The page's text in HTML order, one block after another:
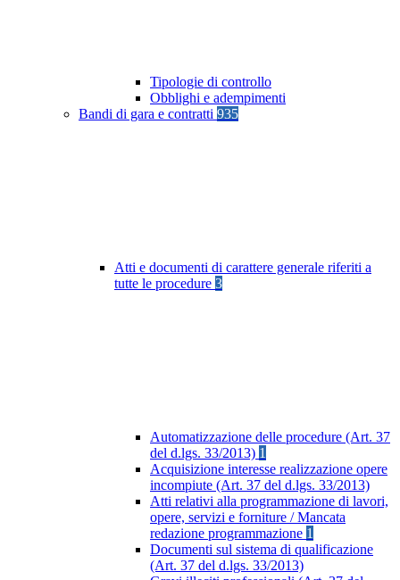
Tipologie di controllo
Obblighi e adempimenti
Bandi di gara e contratti 935
Atti e documenti di carattere generale riferiti a
tutte le procedure 3
Automatizzazione delle procedure (Art. 37
del d.lgs. 33/2013) 1
Acquisizione interesse realizzazione opere
incompiute (Art. 37 del d.lgs. 33/2013)
Atti relativi alla programmazione di lavori,
opere, servizi e forniture / Mancata
redazione programmazione 1
Documenti sul sistema di qualificazione
(Art. 37 del d.lgs. 33/2013)